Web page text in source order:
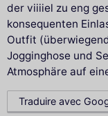
der viiiiel zu eng
konsequenten
Outfit
Jogginghose und
Atmosphäre auf
Traduire avec